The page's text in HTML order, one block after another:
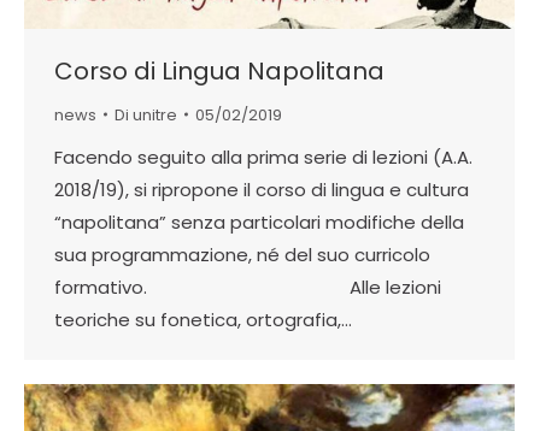
Corso di Lingua Napolitana
news Di unitre 05/02/2019
Facendo seguito alla prima serie di lezioni (A.A.
2018/19), si ripropone il corso di lingua e cultura
“napolitana” senza particolari modifiche della
sua programmazione, né del suo curricolo
formativo. Alle lezioni
teoriche su fonetica, ortografia,…